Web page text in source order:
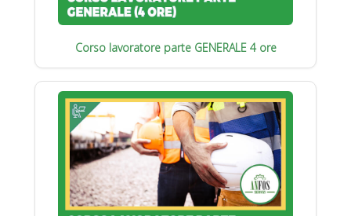
Corso lavoratore parte GENERALE 4 ore